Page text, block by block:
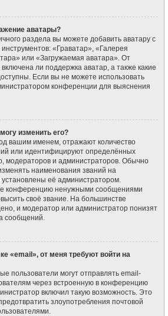
аватары?
раздела вы можете добавить аватару с
«Граватар», «Галерея
или «Загружаемая аватара». От
ли поддержка аватар, а также какие
Если вы не можете использовать
конференции для выяснения
изменить его?
вашим именем, отражают количество
или идентифицируют определённых
модераторов и администраторов. Обычно
наименования званий на
установлены её администратором.
конференцию ненужными сообщениями
своё звание. На большинстве
и модератор или администратор понизят
сообщений.
«email», от меня требуют войти на
пользователи могут отправлять email-
через встроенную в конференцию
включил такую возможность. Это
злоупотребления почтовой